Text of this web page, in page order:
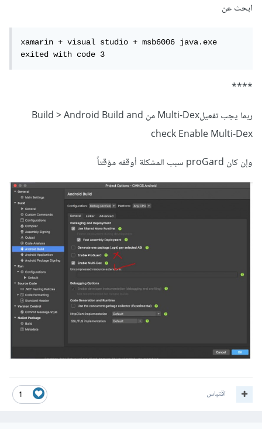
ابحث عن
xamarin + visual studio + msb6006 java.exe
exited with code 3
****
ربما يجب تفعيلMulti-Dex من Build > Android Build and
check Enable Multi-Dex
وإن كان proGard سبب المشكلة أوقفه مؤقتاً
1 اقتباس